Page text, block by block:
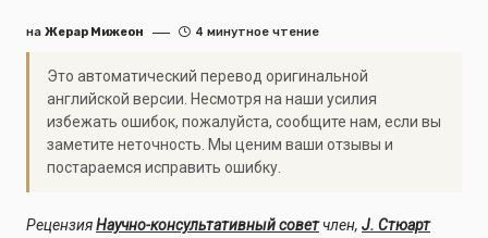
на Жерар Мижеон 4 минутное чтение
Это автоматический перевод оригинальной
английской версии. Несмотря на наши усилия
избежать ошибок, пожалуйста, сообщите нам, если вы
заметите неточность. Мы ценим ваши отзывы и
постараемся исправить ошибку.
РецензияНаучно-консультативный советчлен, J. Стюарт